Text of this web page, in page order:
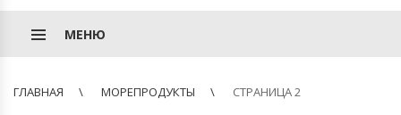
МЕНЮ
ГЛАВНАЯ МОРЕПРОДУКТЫ СТРАНИЦА 2